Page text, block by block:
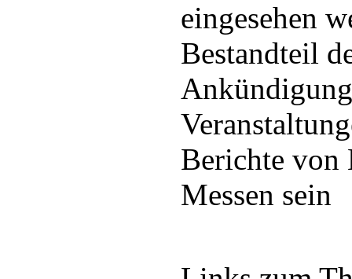
eingesehen
Bestandteil
Berichte von
Messen sein